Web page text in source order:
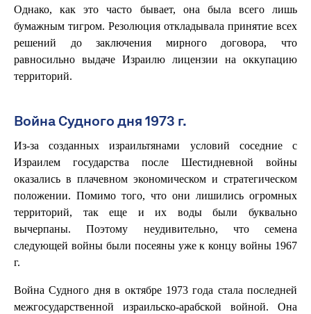
Однако, как это часто бывает, она была всего лишь
бумажным тигром. Резолюция откладывала принятие всех
решений до заключения мирного договора, что
равносильно выдаче Израилю лицензии на оккупацию
территорий.
Война Судного дня 1973 г.
Из-за созданных израильтянами условий соседние с
Израилем государства после Шестидневной войны
оказались в плачевном экономическом и стратегическом
положении. Помимо того, что они лишились огромных
территорий, так еще и их воды были буквально
вычерпаны. Поэтому неудивительно, что семена
следующей войны были посеяны уже к концу войны 1967
г.
Война Судного дня в октябре 1973 года стала последней
межгосударственной израильско-арабской войной. Она